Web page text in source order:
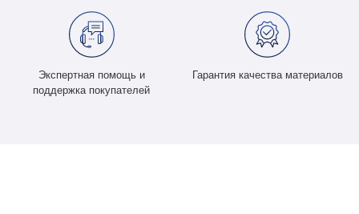
Экспертная помощь и
поддержка покупателей
Гарантия качества материалов